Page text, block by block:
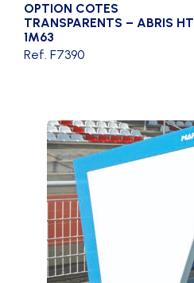
OPTION COTES
TRANSPARENTS – ABRIS HT
1M63
Ref. F7390